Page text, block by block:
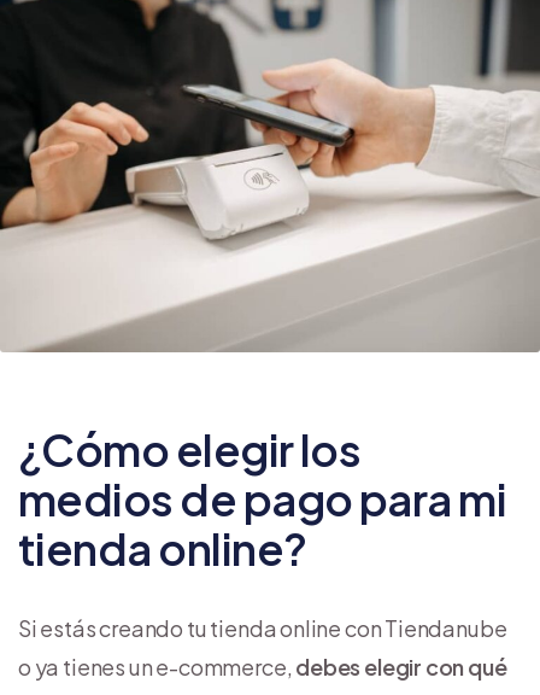
¿Cómo elegir los
medios de pago para mi
tienda online?
Si estás creando tu tienda online con Tiendanube
o ya tienes un e-commerce, debes elegir con qué